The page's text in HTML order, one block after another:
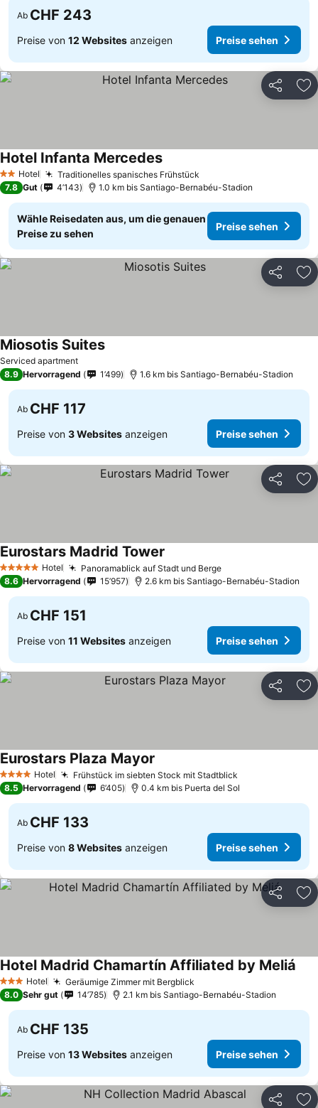
Ab CHF 243
Preise von 12 Websites anzeigen Preise sehen
Teilen
2 Sterne
Hotel Traditionelles spanisches Frühstück
Hotel Infanta MercedesPreise sehen
7.8 Gut 4’143 1.0 km bis Santiago-Bernabéu-Stadion
Wähle Reisedaten aus, um die genauen
Preise zu sehen
Preise sehen
Teilen
Serviced apartment
Miosotis SuitesPreise sehen
8.9 Hervorragend 1’499 1.6 km bis Santiago-Bernabéu-Stadion
Ab CHF 117
Preise von 3 Websites anzeigen Preise sehen
Teilen
5 Sterne Hotel Panoramablick auf Stadt und BergePreise sehen
Eurostars Madrid Tower
8.6 Hervorragend 15’957 2.6 km bis Santiago-Bernabéu-Stadion
Ab CHF 151
Preise von 11 Websites anzeigen Preise sehen
Teilen
4 Sterne Hotel Frühstück im siebten Stock mit Stadtblick
Eurostars Plaza Mayor
8.5 Hervorragend 6’405 0.4 km bis Puerta del Sol
Ab CHF 133
Preise von 8 Websites anzeigen Preise sehen
Teilen
3 SterneHotel Geräumige Zimmer mit Bergblick
Hotel Madrid Chamartín Affiliated by Meliá
8.0 Sehr gut 14’785 2.1 km bis Santiago-Bernabéu-Stadion
Ab CHF 135
Preise von 13 Websites anzeigen Preise sehen